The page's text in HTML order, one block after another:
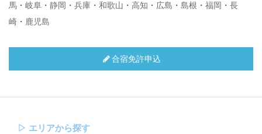
馬 ・ 岐阜 ・ 静岡 ・ 兵庫 ・ 和歌山 ・ 高知 ・ 広島 ・ 島根 ・ 福岡 ・ 長
崎 ・ 鹿児島
合宿免許申込
▷ エリアから探す